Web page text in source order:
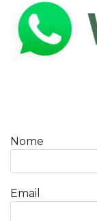
Nome
Email